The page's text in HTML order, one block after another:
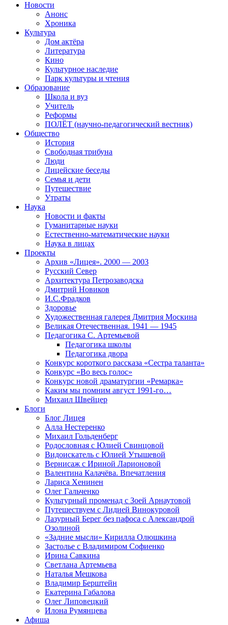
Новости
Анонс
Хроника
Культура
Дом актёра
Литература
Кино
Культурное наследие
Парк культуры и чтения
Образование
Школа и вуз
Учитель
Реформы
ПОЛЁТ (научно-педагогический вестник)
Общество
История
Свободная трибуна
Люди
Лицейские беседы
Семья и дети
Путешествие
Утраты
Наука
Новости и факты
Гуманитарные науки
Естественно-математические науки
Наука в лицах
Проекты
Архив «Лицея». 2000 — 2003
Русский Север
Архитектура Петрозаводска
Дмитрий Новиков
И.С.Фрадков
Здоровье
Художественная галерея Дмитрия Москина
Великая Отечественная. 1941 — 1945
Педагогика С. Артемьевой
Педагогика школы
Педагогика двора
Конкурс короткого рассказа «Сестра таланта»
Конкурс «Во весь голос»
Конкурс новой драматургии «Ремарка»
Каким мы помним август 1991-го…
Михаил Швейцер
Блоги
Блог Лицея
Алла Нестеренко
Михаил Гольденберг
Родословная с Юлией Свинцовой
Видоискатель с Юлией Утышевой
Вернисаж с Ириной Ларионовой
Валентина Калачёва. Впечатления
Лариса Хенинен
Олег Гальченко
Культурный променад с Зоей Арнаутовой
Путешествуем с Лидией Винокуровой
Лазурный Берег без пафоса с Александрой
Озолиной
«Задние мысли» Кирилла Олюшкина
Застолье с Владимиром Софиенко
Ирина Савкина
Светлана Артемьева
Наталья Мешкова
Владимир Берштейн
Екатерина Габалова
Олег Липовецкий
Илона Румянцева
Афиша